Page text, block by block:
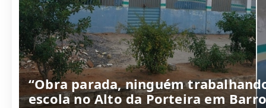
“Obra parada, ninguém
escola no Alto da Porteira em